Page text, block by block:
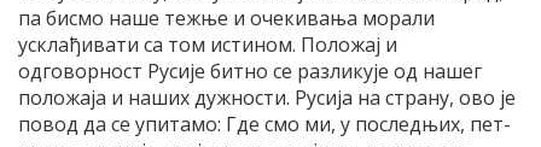
па бисмо наше тежње и очекивања морали
усклађивати са том истином. Положај и
одговорност Русије битно се разликује од нашег
положаја и наших дужности. Русија на страну, ово је
повод да се упитамо: Где смо ми, у последњих, пет-